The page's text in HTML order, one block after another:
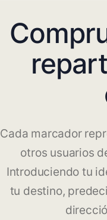
Cada marcador
otros usuarios
Introduciendo tu
tu destino,